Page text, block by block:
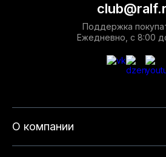
О компании
Поддержка
Ежедневно, с 8:00